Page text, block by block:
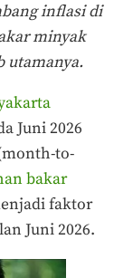
inflasi di
minyak
utamanya.
Juni 2026
to-
bakar
faktor
Juni 2026.